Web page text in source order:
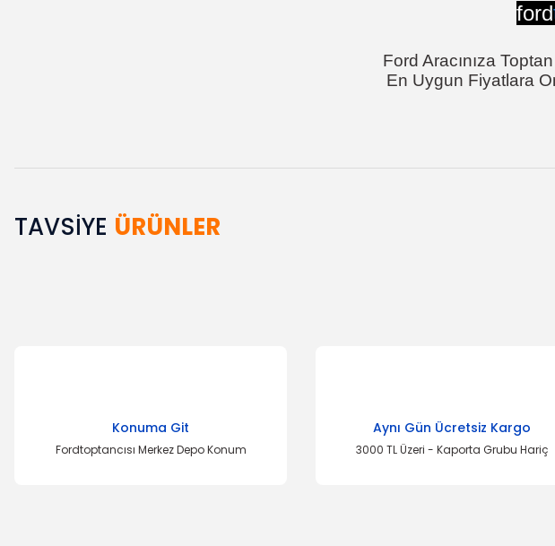
ford
Ford Aracınıza
En Uygun Fiyatlara
Bu ürünün fiyat bilgisi, resim, ürün açıklamalarında ve diğer konularda yetersiz
TAVSİYE ÜRÜNLER
Konuma Git
Fordtoptancısı Merkez Depo Konum
Aynı Gün Ücretsiz Kargo
3000 TL Üzeri - Kaporta Grubu Hariç